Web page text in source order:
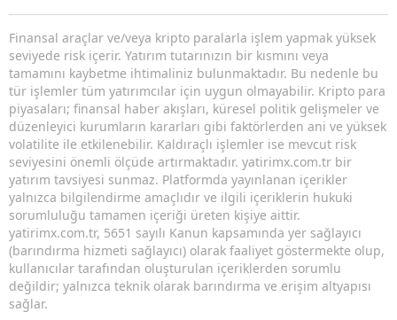
Finansal araçlar ve/veya kripto paralarla işlem yapmak yüksek
seviyede risk içerir. Yatırım tutarınızın bir kısmını veya
tamamını kaybetme ihtimaliniz bulunmaktadır. Bu nedenle bu
tür işlemler tüm yatırımcılar için uygun olmayabilir. Kripto para
piyasaları; finansal haber akışları, küresel politik gelişmeler ve
düzenleyici kurumların kararları gibi faktörlerden ani ve yüksek
volatilite ile etkilenebilir. Kaldıraçlı işlemler ise mevcut risk
seviyesini önemli ölçüde artırmaktadır. yatirimx.com.tr bir
yatırım tavsiyesi sunmaz. Platformda yayınlanan içerikler
yalnızca bilgilendirme amaçlıdır ve ilgili içeriklerin hukuki
sorumluluğu tamamen içeriği üreten kişiye aittir.
yatirimx.com.tr, 5651 sayılı Kanun kapsamında yer sağlayıcı
(barındırma hizmeti sağlayıcı) olarak faaliyet göstermekte olup,
kullanıcılar tarafından oluşturulan içeriklerden sorumlu
değildir; yalnızca teknik olarak barındırma ve erişim altyapısı
sağlar.